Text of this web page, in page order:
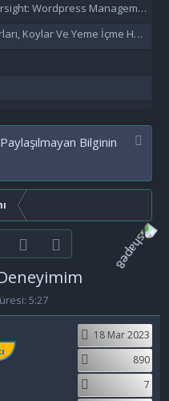
Wordpress Management Aı
Yeme İçme Hakkında Eşsiz Bilgiler
Bilginin
youtubeBize ulaşın
5:27
18 Mar 2023
890
7